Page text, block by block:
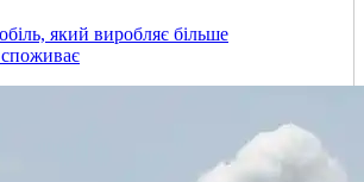
який виробляє більше
споживає